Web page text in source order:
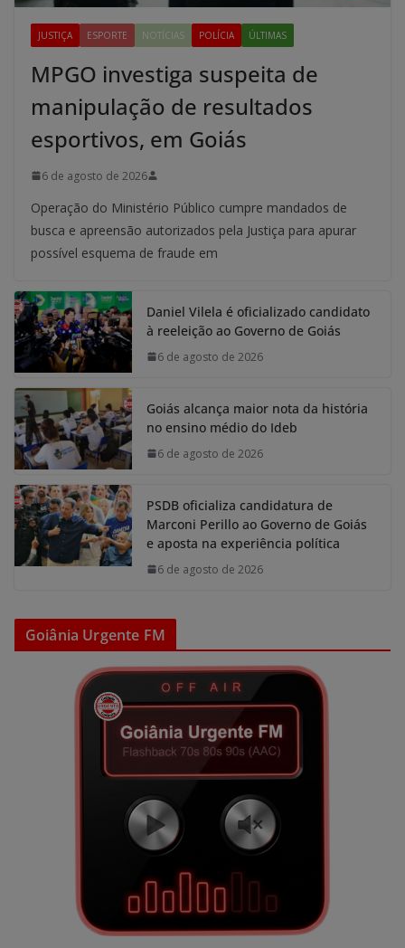
JUSTIÇA ESPORTE NOTÍCIAS POLÍCIA ÚLTIMAS
MPGO investiga suspeita de
manipulação de resultados
esportivos, em Goiás
6 de agosto de 2026
Operação do Ministério Público cumpre mandados de
busca e apreensão autorizados pela Justiça para apurar
possível esquema de fraude em
Daniel Vilela é oficializado candidato
à reeleição ao Governo de Goiás
6 de agosto de 2026
Goiás alcança maior nota da história
no ensino médio do Ideb
6 de agosto de 2026
PSDB oficializa candidatura de
Marconi Perillo ao Governo de Goiás
e aposta na experiência política
6 de agosto de 2026
Goiânia Urgente FM